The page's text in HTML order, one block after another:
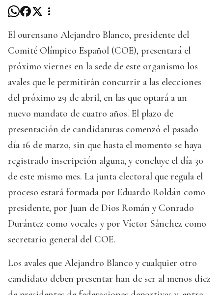
El ourensano Alejandro Blanco, presidente del
Comité Olímpico Español (COE), presentará el
próximo viernes en la sede de este organismo los
avales que le permitirán concurrir a las elecciones
del próximo 29 de abril, en las que optará a un
nuevo mandato de cuatro años. El plazo de
presentación de candidaturas comenzó el pasado
día 16 de marzo, sin que hasta el momento se haya
registrado inscripción alguna, y concluye el día 30
de este mismo mes. La junta electoral que regula el
proceso estará formada por Eduardo Roldán como
presidente, por Juan de Dios Román y Conrado
Durántez como vocales y por Víctor Sánchez como
secretario general del COE.
Los avales que Alejandro Blanco y cualquier otro
candidato deben presentar han de ser al menos diez